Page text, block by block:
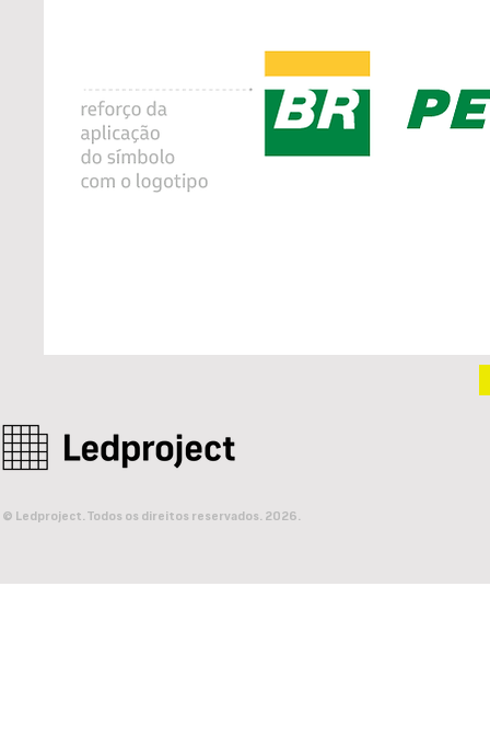
© Ledproject. Todos os direitos reservados. 2026.